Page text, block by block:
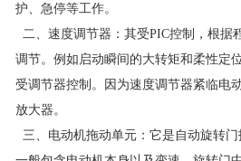
护、急停等工作。
二、速度调节器：其受PIC控制，根据
调节。例如启动瞬间的大转矩和柔性定
受调节器控制。因为速度调节器紧临电
放大器。
三、电动机拖动单元：它是自动旋转